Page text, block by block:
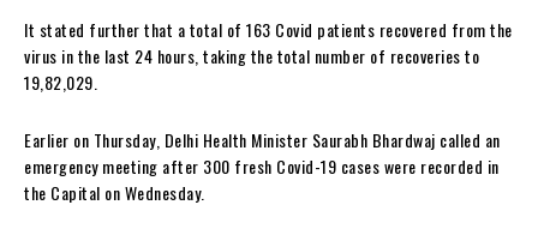
It stated further that a total of 163 Covid patients recovered from the
virus in the last 24 hours, taking the total number of recoveries to
19,82,029.
Earlier on Thursday, Delhi Health Minister Saurabh Bhardwaj called an
emergency meeting after 300 fresh Covid-19 cases were recorded in
the Capital on Wednesday.